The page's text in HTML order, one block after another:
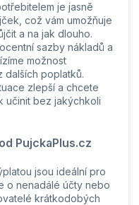
je jasně
což vám umožňuje
a na jak dlouho.
sazby nákladů a
možnost
dalších poplatků.
zlepší a chcete
učinit bez jakýchkoli
PujckaPlus.cz
jsou ideální pro
o nenadálé účty nebo
krátkodobých